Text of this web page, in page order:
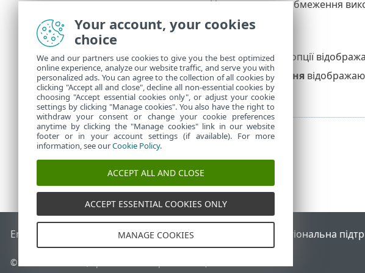
Установлювати обмеження
Усі налаштовані опції
У розділіЗавдання
завдання.
End of Life База знань ESETФорум ESET Регіональна
© 1992 - 2026 ESET, spol. s r.o. - Усі права захищено.
Your account, your cookies
choice
We and our partners use cookies to give you the best optimized
online experience, analyze our website traffic, and serve you with
personalized ads. You can agree to the collection of all cookies by
clicking "Accept all and close", decline all non-essential cookies by
choosing "Accept essential cookies only", or adjust your cookie
settings by clicking "Manage cookies". You also have the right to
withdraw your consent or change your cookie preferences
anytime by clicking the "Manage cookies" link in our website
footer or in your account settings (if available). For more
information, see ourCookie Policy.
ACCEPT ALL AND CLOSE
ACCEPT ESSENTIAL COOKIES ONLY
MANAGE COOKIES